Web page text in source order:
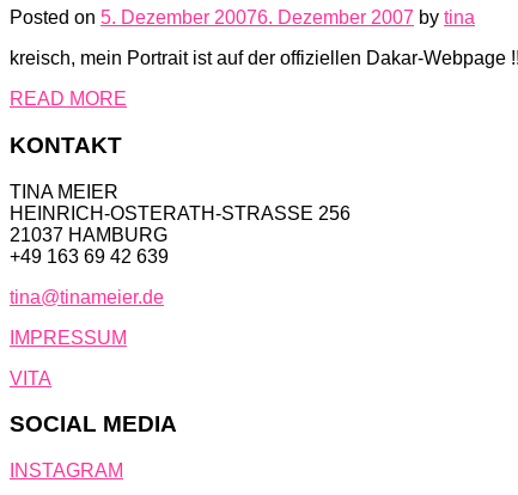
Posted on 5. Dezember 20076. Dezember 2007 by tina
kreisch, mein Portrait ist auf der offiziellen Dakar-
READ MORE
KONTAKT
TINA MEIER
HEINRICH-OSTERATH-STRASSE 256
21037 HAMBURG
+49 163 69 42 639
tina@tinameier.de
IMPRESSUM
VITA
SOCIAL MEDIA
INSTAGRAM